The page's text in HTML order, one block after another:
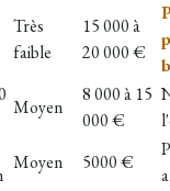
Très
faible
15 000 à
20 000 €
Moyen
8 000 à 15
000 €
Moyen 5000 €